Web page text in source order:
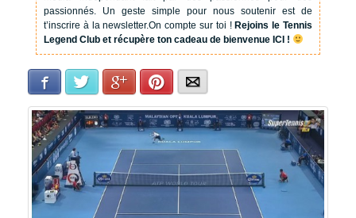
passionnés. Un geste simple pour nous soutenir est de
t’inscrire à la newsletter.On compte sur toi !Rejoins le Tennis
Legend Club et récupère ton cadeau de bienvenue ICI !
Facebook Twitter Google+Pinterest